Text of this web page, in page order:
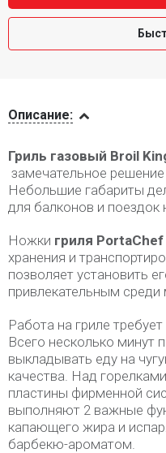
Описание:
Гриль газовый Broil
замечательное
Небольшие габариты
для балконов и поездок
Ножки гриля PortaChef
хранения и
позволяет установить
привлекательным
Работа на гриле
Всего несколько минут
выкладывать еду на
качества. Над
пластины фирменной
выполняют 2 важные
капающего жира и
барбекю-ароматом.